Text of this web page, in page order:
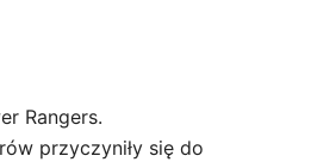
Rangers.
przyczyniły się do